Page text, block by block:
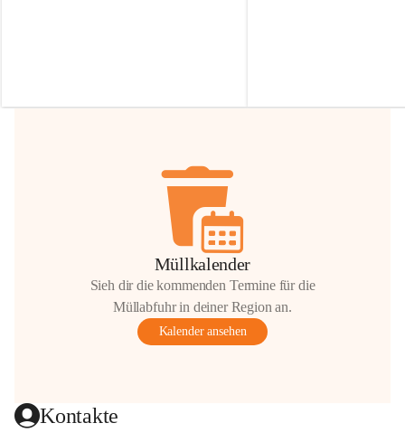
Hilfsbereitschaft!
Müllkalender
Sieh dir die kommenden Termine für die
Müllabfuhr in deiner Region an.
Kalender ansehen
Kontakte